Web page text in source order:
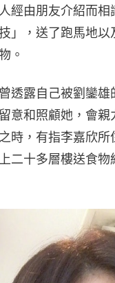
經由朋友介紹而相
」，送了跑馬地以
。
透露自己被劉鑾雄
意和照顧她，會親
時，有指李嘉欣所
二十多層樓送食物